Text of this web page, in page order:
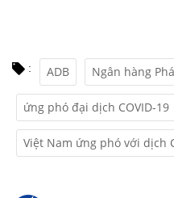
: ADB Ngân hàng
ứng phó đại dịch COVID-19
Việt Nam ứng phó với dịch